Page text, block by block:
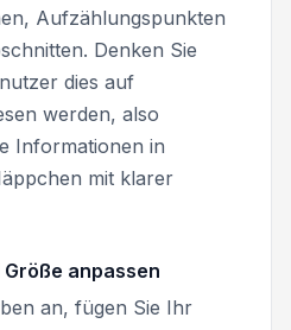
Aufzählungspunkten
Denken Sie
dies auf
werden, also
Informationen in
mit klarer
anpassen
an, fügen Sie Ihr